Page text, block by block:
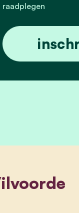
raadplegen